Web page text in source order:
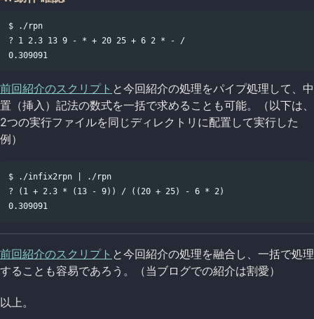
$ ./rpn
? 1 2.3 13 9 - * + 20 25 + 6 2 * - /
前回紹介のスクリプト と今回紹介の処理をパイプ処理して、中
置（挿入）記法の数式を一括で求めることも可能。（以下は、
2つの実行ファイルを同じディレクトリに配置して実行した
例）
$ ./infix2rpn | ./rpn
? (1 + 2.3 * (13 - 9)) / ((20 + 25) - 6 * 2)
前回紹介のスクリプト と今回紹介の処理を融合し、一括で処理
することも容易であろう。（当ブログでの紹介は割愛）
以上。